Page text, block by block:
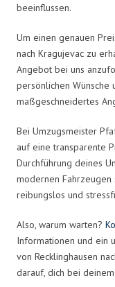
beeinflussen.
Um einen genauen
nach Kragujevac zu
Angebot bei uns
persönlichen
maßgeschneidertes
Bei Umzugsmeister
auf eine transparente
Durchführung deines
modernen Fahrzeugen
reibungslos und
Also, warum warten?
Informationen und ein
von Recklinghausen
darauf, dich bei